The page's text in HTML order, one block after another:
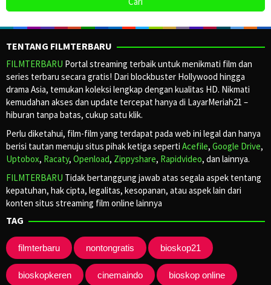
TENTANG FILMTERBARU
FILMTERBARU Portal streaming terbaik untuk menikmati film dan
series terbaru secara gratis! Dari blockbuster Hollywood hingga
drama Asia, temukan koleksi lengkap dengan kualitas HD. Nikmati
kemudahan akses dan update tercepat hanya di LayarMeriah21 –
hiburan tanpa batas, cukup satu klik.
Perlu diketahui, film-film yang terdapat pada web ini legal dan hanya
berisi tautan menuju situs pihak ketiga seperti Acefile, Google Drive,
Uptobox, Racaty, Openload, Zippyshare, Rapidvideo, dan lainnya.
FILMTERBARU Tidak bertanggung jawab atas segala aspek tentang
kepatuhan, hak cipta, legalitas, kesopanan, atau aspek lain dari
konten situs streaming film online lainnya
TAG
filmterbaru nontongratis bioskop21
bioskopkeren cinemaindo bioskop online